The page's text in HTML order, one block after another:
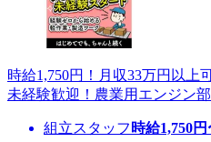
時給1,750円！月収33万円以
未経験歓迎！農業用エンジン
組立スタッフ 時給1,750